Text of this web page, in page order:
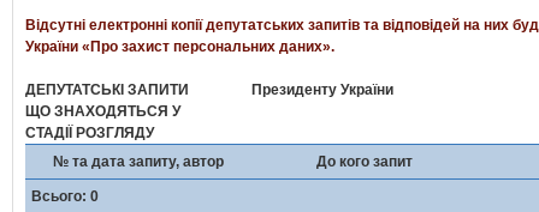
Відсутні електронні копії депутатських запитів та відповідей на
України «Про захист персональних даних».
ДЕПУТАТСЬКІ ЗАПИТИ
ЩО ЗНАХОДЯТЬСЯ У
СТАДІЇ РОЗГЛЯДУ
Президенту України
№ та дата запиту, автор До кого запит
Всього: 0